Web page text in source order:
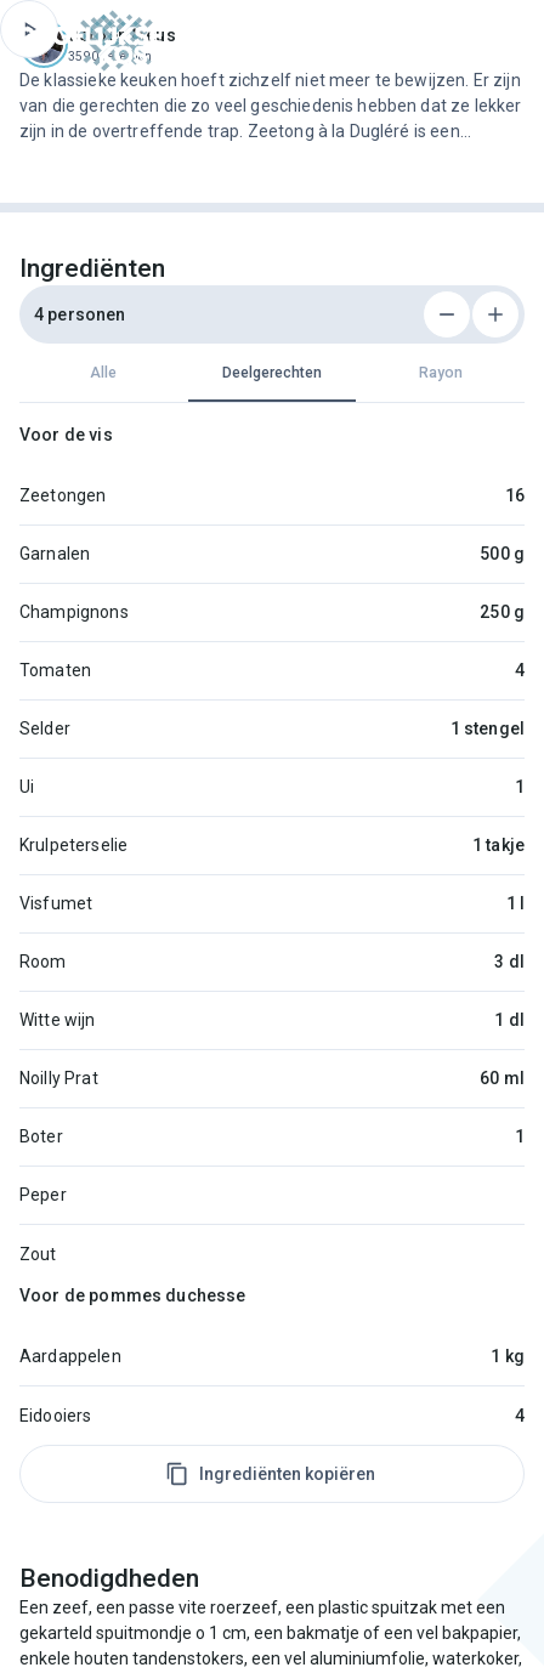
Jeroen Meus
3590 recepten
De klassieke keuken hoeft zichzelf niet meer te bewijzen. Er zijn
van die gerechten die zo veel geschiedenis hebben dat ze lekker
zijn in de overtreffende trap. Zeetong à la Dugléré is een
Ingrediënten
4 personen
Alle Deelgerechten Rayon
Voor de vis
Zeetongen 16
Garnalen 500 g
Champignons 250 g
Tomaten 4
Selder 1 stengel
Ui 1
Krulpeterselie 1 takje
Visfumet 1 l
Room 3 dl
Witte wijn 1 dl
Noilly Prat 60 ml
Boter 1
Peper
Zout
Voor de pommes duchesse
Aardappelen 1 kg
Eidooiers 4
Ingrediënten kopiëren
Benodigdheden
Een zeef, een passe vite roerzeef, een plastic spuitzak met een
gekarteld spuitmondje o 1 cm, een bakmatje of een vel bakpapier,
enkele houten tandenstokers, een vel aluminiumfolie, waterkoker,